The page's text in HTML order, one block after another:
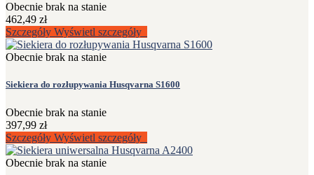
Obecnie brak na stanie
462,49 zł
Szczegóły Wyświetl szczegóły
Obecnie brak na stanie
Siekiera do rozłupywania Husqvarna S1600
Obecnie brak na stanie
397,99 zł
Szczegóły Wyświetl szczegóły
Obecnie brak na stanie